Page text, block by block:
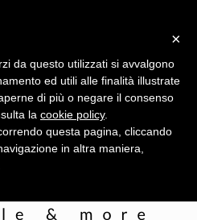
×
da questo utilizzati si avvalgono
ed utili alle finalità illustrate
di più o negare il consenso
la cookie policy.
questa pagina, cliccando
in altra maniera,